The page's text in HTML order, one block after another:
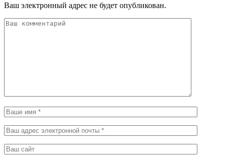
Ваш электронный адрес не будет опубликован.